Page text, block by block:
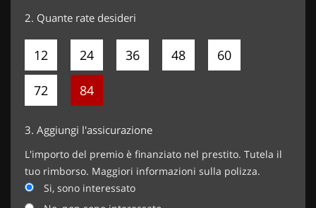
2. Quante rate desideri
12 24 36 48 60
72 84
3. Aggiungi l'assicurazione
L'importo del premio è finanziato nel prestito. Tutela il
tuo rimborso. Maggiori informazioni sulla polizza.
Si, sono interessato